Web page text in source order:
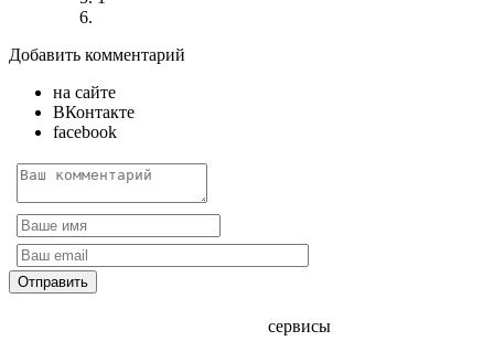
Добавить комментарий
на сайте
ВКонтакте
facebook
сервисы